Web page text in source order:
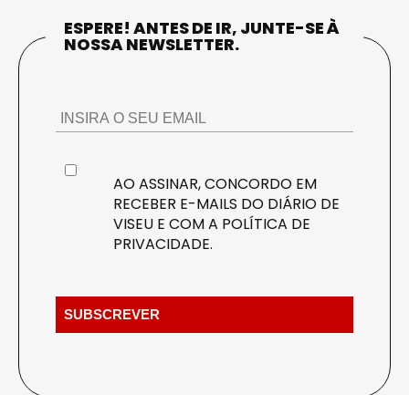
ESPERE! ANTES DE IR, JUNTE-SE À
NOSSA NEWSLETTER.
AO ASSINAR, CONCORDO EM
RECEBER E-MAILS DO DIÁRIO DE
VISEU E COM A POLÍTICA DE
PRIVACIDADE.